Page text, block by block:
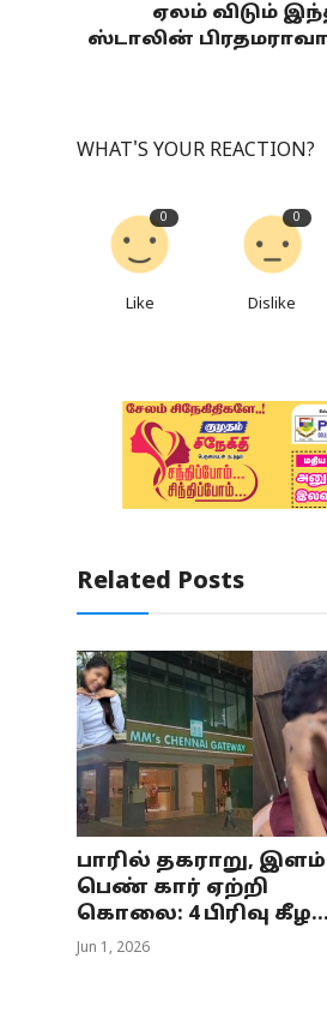
ஏலம் விடும்
ஸ்டாலின்
WHAT'S YOUR REACTION?
0
Like
0
Dislike
Related Posts
பாரில் தகராறு, இளம்
பெண் கார் ஏற்றி
கொலை: 4 பிரிவு கீழ...
Jun 1, 2026